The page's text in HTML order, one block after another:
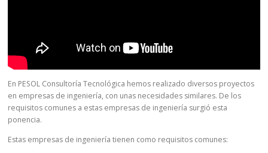
En PESOL Consultoría Tecnológica hemos realizado diversos proyectos
en empresas de ingeniería, con unas necesidades similares. De los
requisitos comunes a estas empresas de ingeniería surgió esta
ponencia.
Estas empresas de ingeniería tienen como requisitos comunes: